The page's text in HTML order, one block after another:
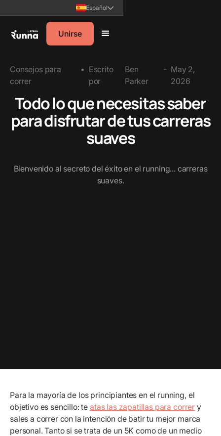
Español
Unirse
Consejos para
correr
• Escrito
por
Ben
Parker
- May 2,
2026
Todo lo que necesitas saber
para disfrutar de tus carreras
suaves
Bienvenido al secreto del éxito en el running... carreras
suaves.
Para la mayoría de los principiantes en el running, el
objetivo es sencillo: te atas las zapatillas para correr y
sales a correr con la intención de batir tu mejor marca
personal. Tanto si se trata de un 5K como de un medio